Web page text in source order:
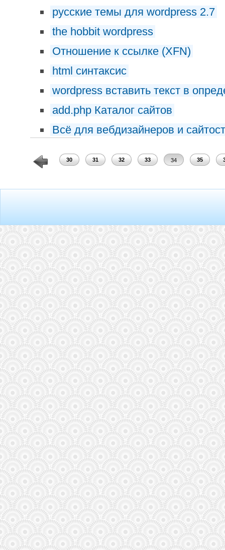
русские темы для wordpress 2.7
the hobbit wordpress
Отношение к ссылке (XFN)
html синтаксис
wordpress вставить текст в
add.php Каталог сайтов
Всё для вебдизайнеров и
29 30 31 32 33 34 35